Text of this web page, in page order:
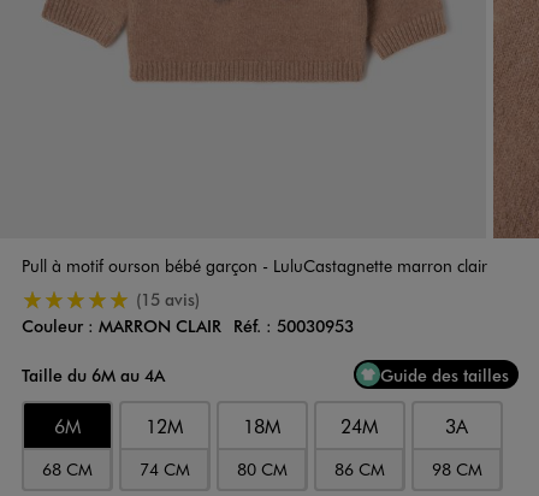
Pull à motif ourson bébé garçon - LuluCastagnette marron clair
5/5 de moyenne(15 avis)
Couleur
Couleur : MARRON CLAIR Réf. : 50030953
Taille du 6M au 4A
Guide des tailles
6M
68 CM
12M
74 CM
18M
80 CM
24M
86 CM
3A
98 CM